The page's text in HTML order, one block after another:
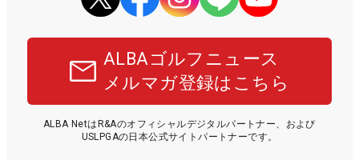
ALBAゴルフニュース
メルマガ登録はこちら
ALBA NetはR&Aのオフィシャルデジタルパートナー、および
USLPGAの日本公式サイトパートナーです。